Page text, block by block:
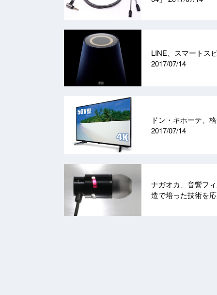
LINE、スマートス
2017/07/14
ドン・キホーテ、
2017/07/14
ナガオカ、音響フ
造で培った技術を